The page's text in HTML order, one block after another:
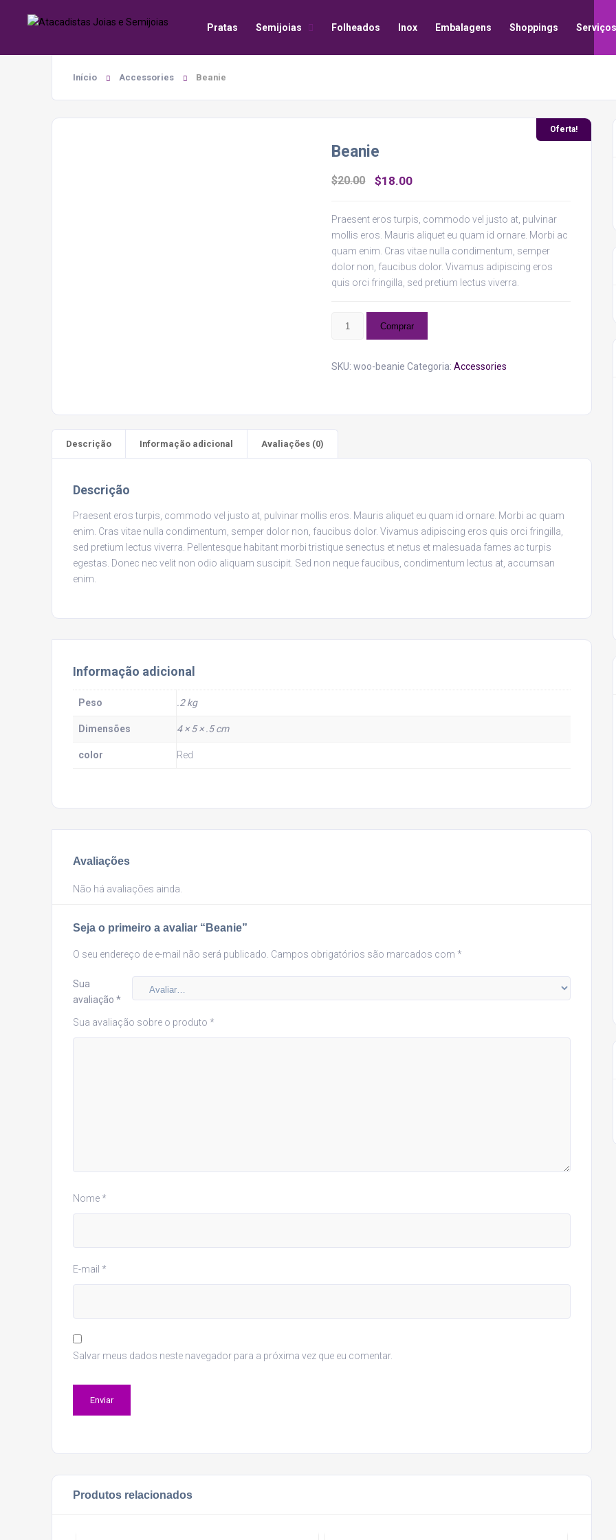
Pratas Semijoias Folheados Inox Embalagens Shoppings Serviços
Início Accessories Beanie
Oferta!
Beanie
$20.00
O
original
era:
$20.00.
$18.00O
atual
é:
$18.00.
Praesent eros turpis, commodo vel justo at, pulvinar
mollis eros. Mauris aliquet eu quam id ornare. Morbi ac
quam enim. Cras vitae nulla condimentum, semper
dolor non, faucibus dolor. Vivamus adipiscing eros
quis orci fringilla, sed pretium lectus viverra.
Comprar
SKU:woo-beanie Categoria:Accessories
Descrição Informação adicional Avaliações (0)
Descrição
Praesent eros turpis, commodo vel justo at, pulvinar mollis eros. Mauris aliquet eu quam id ornare. Morbi ac quam
enim. Cras vitae nulla condimentum, semper dolor non, faucibus dolor. Vivamus adipiscing eros quis orci fringilla,
sed pretium lectus viverra. Pellentesque habitant morbi tristique senectus et netus et malesuada fames ac turpis
egestas. Donec nec velit non odio aliquam suscipit. Sed non neque faucibus, condimentum lectus at, accumsan
enim.
Informação adicional
Peso .2 kg
Dimensões 4 × 5 × .5 cm
color Red
Avaliações
Não há avaliações ainda.
Seja o primeiro a avaliar “Beanie”
O seu endereço de e-mail não será publicado. Campos obrigatórios são marcados com *
Sua
avaliação *
Sua avaliação sobre o produto *
Nome *
E-mail *
Salvar meus dados neste navegador para a próxima vez que eu comentar.
Produtos relacionados